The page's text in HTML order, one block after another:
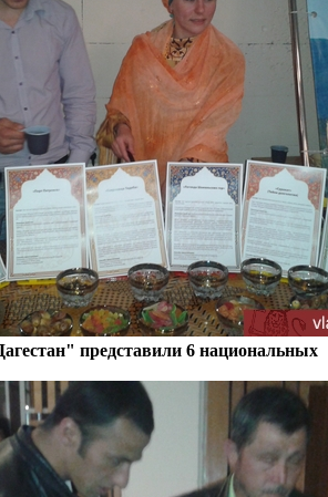
представили 6 национальных